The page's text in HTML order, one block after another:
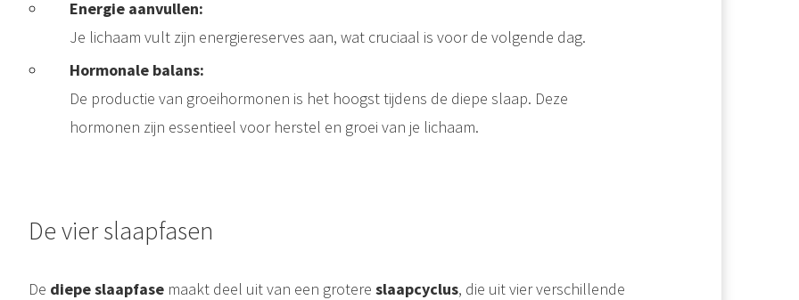
Energie aanvullen:
Je lichaam vult zijn energiereserves aan, wat cruciaal is voor de volgende dag.
Hormonale balans:
De productie van groeihormonen is het hoogst tijdens de diepe slaap. Deze
hormonen zijn essentieel voor herstel en groei van je lichaam.
De vier slaapfasen
De diepe slaapfasemaakt deel uit van een grotere slaapcyclus, die uit vier verschillende